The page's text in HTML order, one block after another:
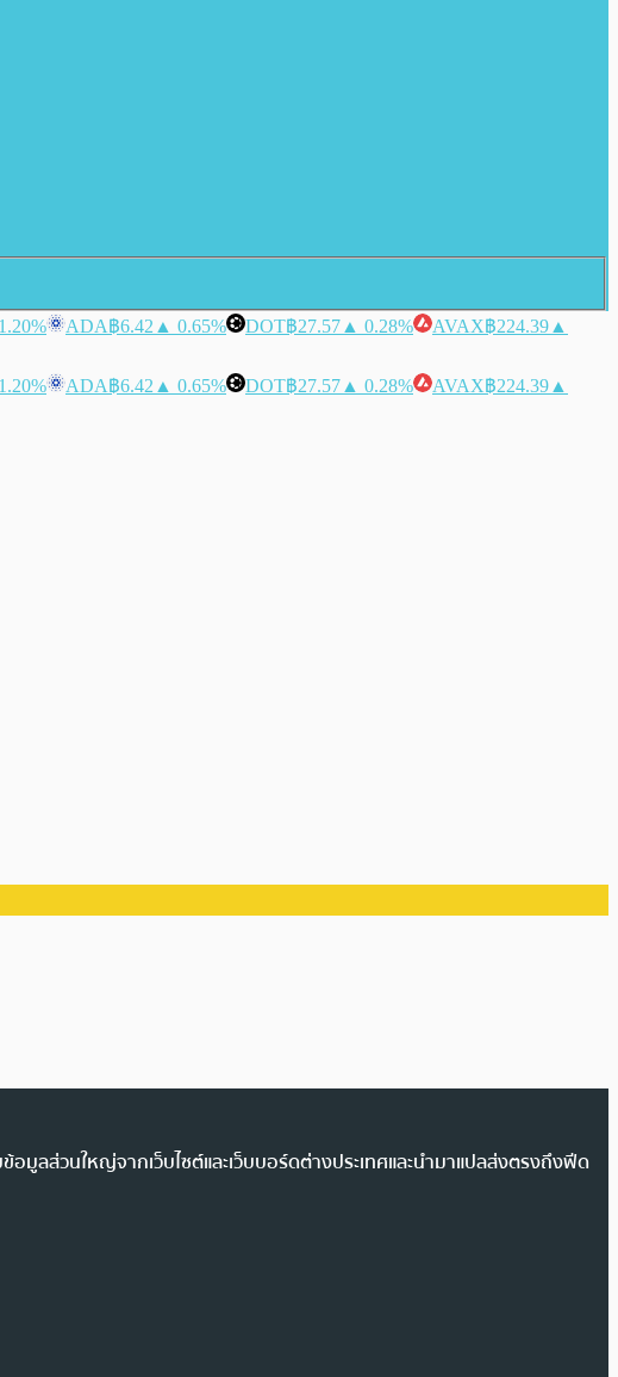
ADA฿6.42 ▲ 0.65% DOT฿27.57 ▲ 0.28% AVAX฿224.39 ▲
ADA฿6.42 ▲ 0.65% DOT฿27.57 ▲ 0.28% AVAX฿224.39 ▲
อมูลส่วนใหญ่จากเว็บไซต์และเว็บบอร์ดต่างประเทศและนำมาแปลส่งตรงถึงฟีด